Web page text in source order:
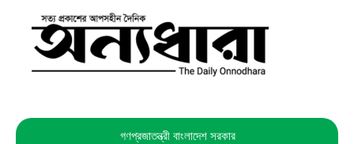
গণপ্রজাতন্ত্রী বাংলাদেশ সরকার